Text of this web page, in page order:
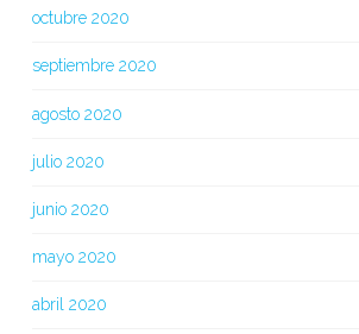
octubre 2020
septiembre 2020
agosto 2020
julio 2020
junio 2020
mayo 2020
abril 2020